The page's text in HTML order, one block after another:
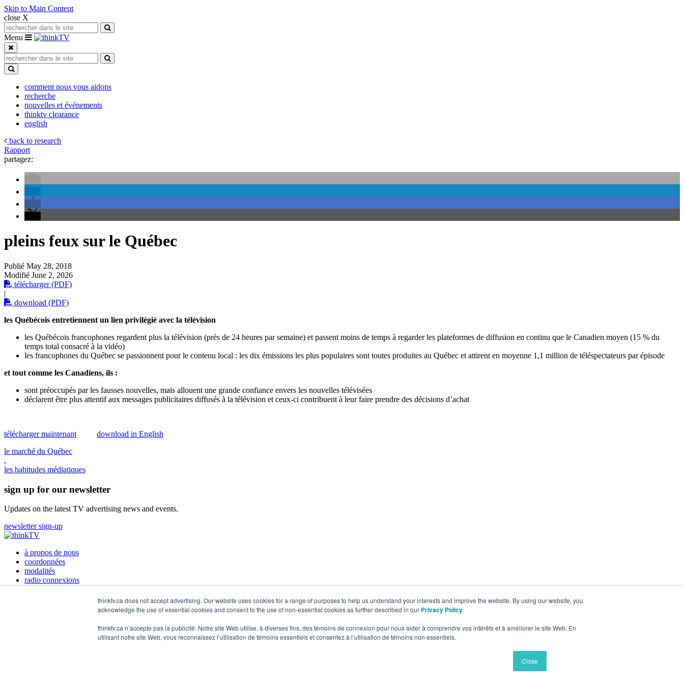
thinktv.ca does not accept advertising. Our website uses cookies for a range of purposes to help us understand your interests and improve the website. By using our website, you
acknowledge the use of essential cookies and consent to the use of non-essential cookies as further described in our Privacy Policy.
thinktv.ca n’accepte pas la publicité. Notre site Web utilise, à diverses fins, des témoins de connexion pour nous aider à comprendre vos intérêts et à améliorer le site Web. En
utilisant notre site Web, vous reconnaissez l’utilisation de témoins essentiels et consentez à l’utilisation de témoins non essentiels.
Close
Skip to Main Content
close X
Search for:
Search
Toggle navigation
Menu
Search for:
Search
comment nous vous aidons
recherche
nouvelles et événements
thinktv clearance
english
back to research
Rapport
partagez:
pleins feux sur le Québec
Publié May 28, 2018
Modifié June 2, 2026
télécharger (PDF)
|
download (PDF)
les Québécois entretiennent un lien privilégié avec la télévision
les Québécois francophones regardent plus la télévision (près de 24 heures par semaine) et passent moins de temps à regarder les plateformes de diffusion en continu que le Canadien moyen (15 % du
temps total consacré à la vidéo)
les francophones du Québec se passionnent pour le contenu local : les dix émissions les plus populaires sont toutes produites au Québec et attirent en moyenne 1,1 million de téléspectateurs par épisode
et tout comme les Canadiens, ils :
sont préoccupés par les fausses nouvelles, mais allouent une grande confiance envers les nouvelles télévisées
déclarent être plus attentif aux messages publicitaires diffusés à la télévision et ceux-ci contribuent à leur faire prendre des décisions d’achat
télécharger maintenant
download in English
le marché du Québec
,
les habitudes médiatiques
sign up for our newsletter
Updates on the latest TV advertising news and events.
newsletter sign-up
à propos de nous
coordonnées
modalités
radio connexions